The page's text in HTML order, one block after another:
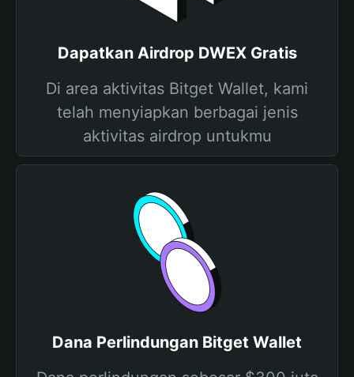
Dapatkan Airdrop DWEX Gratis
Di area aktivitas Bitget Wallet, kami
telah menyiapkan berbagai jenis
aktivitas airdrop untukmu
Dana Perlindungan Bitget Wallet